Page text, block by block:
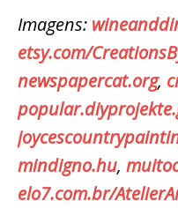
Imagens:
etsy.com/
newspapercat.org,
mindigno.hu,
elo7.com.br/